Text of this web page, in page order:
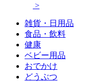
>
雑貨・日用品
食品・飲料
健康
ベビー用品
おでかけ
どうぶつ